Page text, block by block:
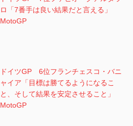
ロ「7番手は良い結果だと言える」
MotoGP
ドイツGP 6位フランチェスコ・バニ
ャイア「目標は勝てるようになるこ
と、そして結果を安定させること」
MotoGP